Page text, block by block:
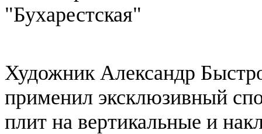
Художник Александр
применил эксклюзивный
плит на вертикальные и